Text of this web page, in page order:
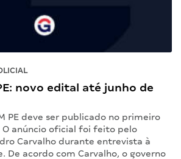
novo edital até junho de
PE deve ser publicado no primeiro
O anúncio oficial foi feito pelo
Carvalho durante entrevista à
De acordo com Carvalho, o governo